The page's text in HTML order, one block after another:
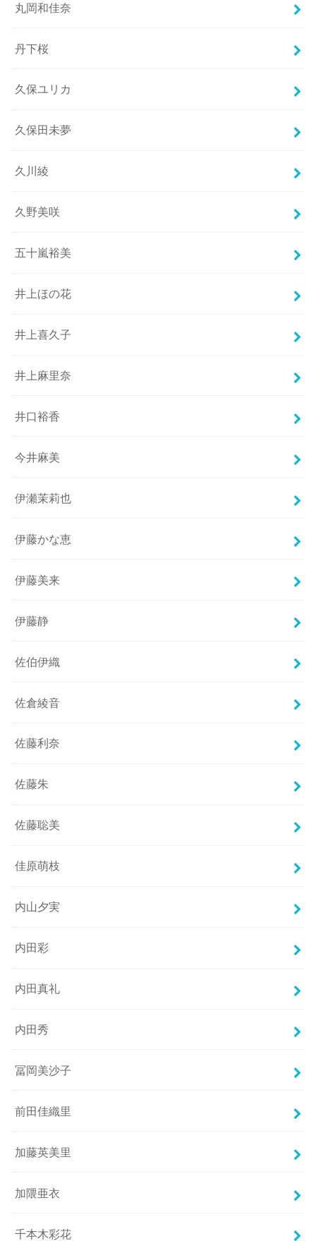
丸岡和佳奈
丹下桜
久保ユリカ
久保田未夢
久川綾
久野美咲
五十嵐裕美
井上ほの花
井上喜久子
井上麻里奈
井口裕香
今井麻美
伊瀬茉莉也
伊藤かな恵
伊藤美来
伊藤静
佐伯伊織
佐倉綾音
佐藤利奈
佐藤朱
佐藤聡美
佳原萌枝
内山夕実
内田彩
内田真礼
内田秀
冨岡美沙子
前田佳織里
加藤英美里
加隈亜衣
千本木彩花